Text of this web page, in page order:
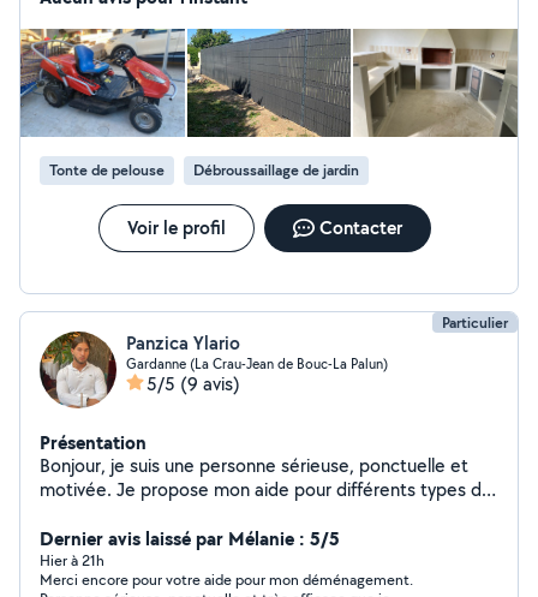
Tonte de pelouse Débroussaillage de jardin
Voir le profil Contacter
Particulier
Panzica Ylario
Gardanne (La Crau-Jean de Bouc-La Palun)
5/5 (9 avis)
Présentation
Bonjour, je suis une personne sérieuse, ponctuelle et
motivée. Je propose mon aide pour différents types de
meubles, petits travaux et aide du quotidien. Je
m'investis dans chaque tâche avec soin et
professionnalisme afin de garantir un travail de qualité.
Dernier avis laissé par Mélanie : 5/5
Hier à 21h
Merci encore pour votre aide pour mon déménagement.